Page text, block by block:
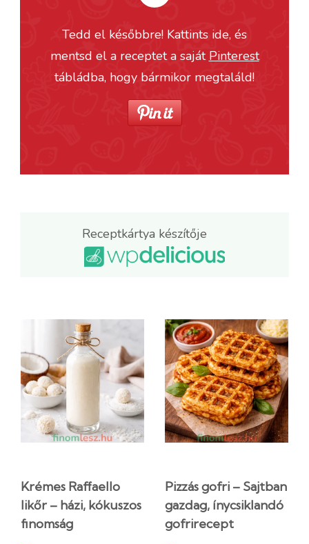
Tedd el későbbre! Kattints ide, és
mentsd el a receptet a saját Pinterest
tábládba, hogy bármikor megtaláld!
Receptkártya készítője
Krémes Raffaello
likőr – házi, kókuszos
finomság
Pizzás gofri – Sajtban
gazdag, ínycsiklandó
gofrirecept